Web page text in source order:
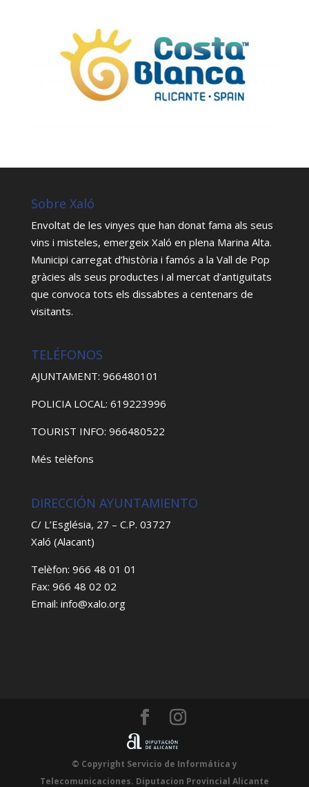
Sobre Xaló
Envoltat de les vinyes que han donat fama als seus
vins i misteles, emergeix Xaló en plena Marina Alta.
Municipi carregat d’història i famós a la Vall de Pop
gràcies als seus productes i al mercat d’antiguitats
que convoca tots els dissabtes a centenars de
visitants.
TELÉFONOS
AJUNTAMENT: 966480101
POLICIA LOCAL: 619223996
TOURIST INFO: 966480522
Més telèfons
DIRECCIÓN AYUNTAMIENTO
C/ L’Església, 27 – C.P. 03727
Xaló (Alacant)
Telèfon: 966 48 01 01
Fax: 966 48 02 02
Email: info@xalo.org
© Copyright Servicio de Informática y
Telecomunicaciones. Diputacion Provincial Alicante